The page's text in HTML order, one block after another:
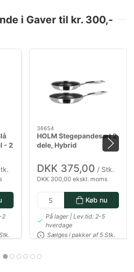
i Gaver til kr. 300,-
- 2
2
36654
HOLM Stegepandesæt 2
dele, Hybrid
DKK 375,00 / Stk.
DKK 300,00 ekskl. moms
Køb nu
På lager | Lev.tid: 2-5
hverdage
Sælges i pakker af 5 Stk.